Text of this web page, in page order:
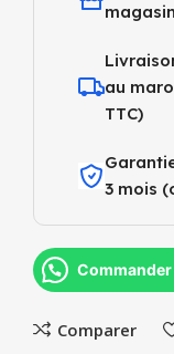
magasin
au
TTC)
3 mois
Comparer